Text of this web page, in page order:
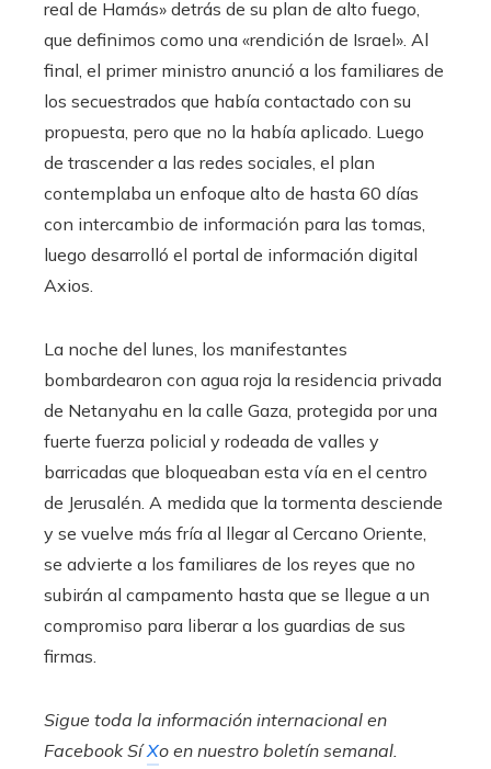
real de Hamás» detrás de su plan de alto fuego,
que definimos como una «rendición de Israel». Al
final, el primer ministro anunció a los familiares de
los secuestrados que había contactado con su
propuesta, pero que no la había aplicado. Luego
de trascender a las redes sociales, el plan
contemplaba un enfoque alto de hasta 60 días
con intercambio de información para las tomas,
luego desarrolló el portal de información digital
Axios.
La noche del lunes, los manifestantes
bombardearon con agua roja la residencia privada
de Netanyahu en la calle Gaza, protegida por una
fuerte fuerza policial y rodeada de valles y
barricadas que bloqueaban esta vía en el centro
de Jerusalén. A medida que la tormenta desciende
y se vuelve más fría al llegar al Cercano Oriente,
se advierte a los familiares de los reyes que no
subirán al campamento hasta que se llegue a un
compromiso para liberar a los guardias de sus
firmas.
Sigue toda la información internacional en
FacebookSíXo en nuestro boletín semanal